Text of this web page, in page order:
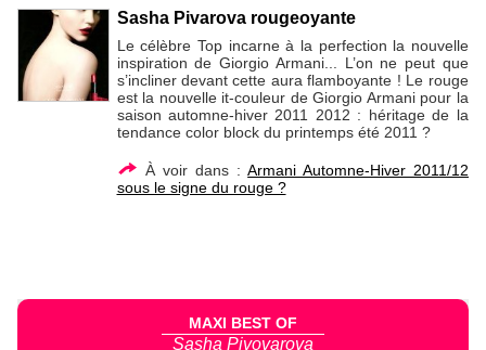
Sasha Pivarova rougeoyante
Le célèbre Top incarne à la perfection la nouvelle
inspiration de Giorgio Armani... L’on ne peut que
s’incliner devant cette aura flamboyante ! Le rouge
est la nouvelle it-couleur de Giorgio Armani pour la
saison automne-hiver 2011 2012 : héritage de la
tendance color block du printemps été 2011 ?
À voir dans :Armani Automne-Hiver 2011/12
sous le signe du rouge ?
MAXI BEST OF
Sasha Pivovarova